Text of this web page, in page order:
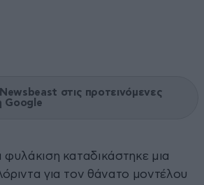
στις προτεινόμενες
Google
φυλάκιση καταδικάστηκε μια
για τον θάνατο μοντέλου